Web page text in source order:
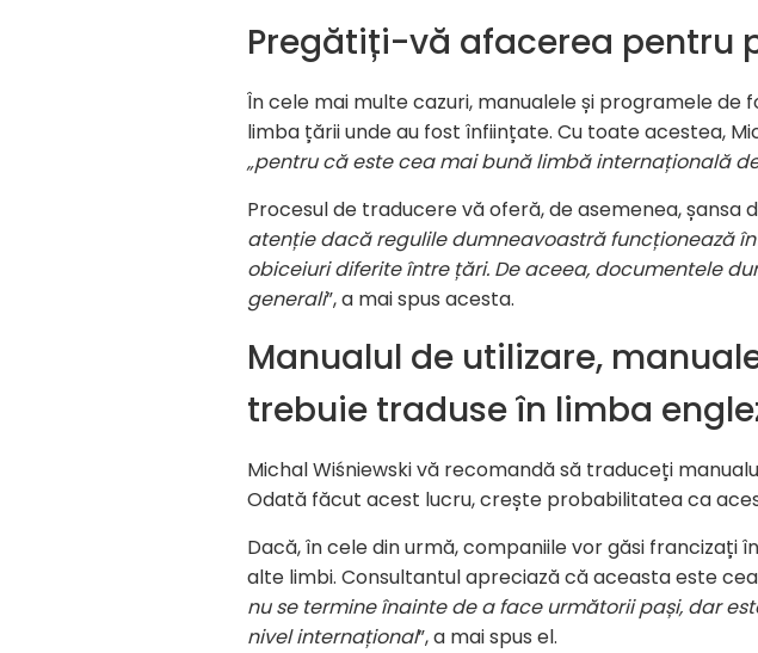
Pregătiți-vă afacerea pentru
În cele mai multe cazuri, manualele și programele
limba țării unde au fost înființate. Cu toate acestea,
„pentru că este cea mai bună limbă internațională
Procesul de traducere vă oferă, de asemenea, șansa
atenție dacă regulile dumneavoastră funcționează
obiceiuri diferite între țări. De aceea, documentele
generali”, a mai spus acesta.
Manualul de utilizare,
trebuie traduse în limba
Michal Wiśniewski vă recomandă să traduceți
Odată făcut acest lucru, crește probabilitatea ca
Dacă, în cele din urmă, companiile vor găsi francizați
alte limbi. Consultantul apreciază că aceasta este
nu se termine înainte de a face următorii pași, dar
nivel internațional”, a mai spus el.